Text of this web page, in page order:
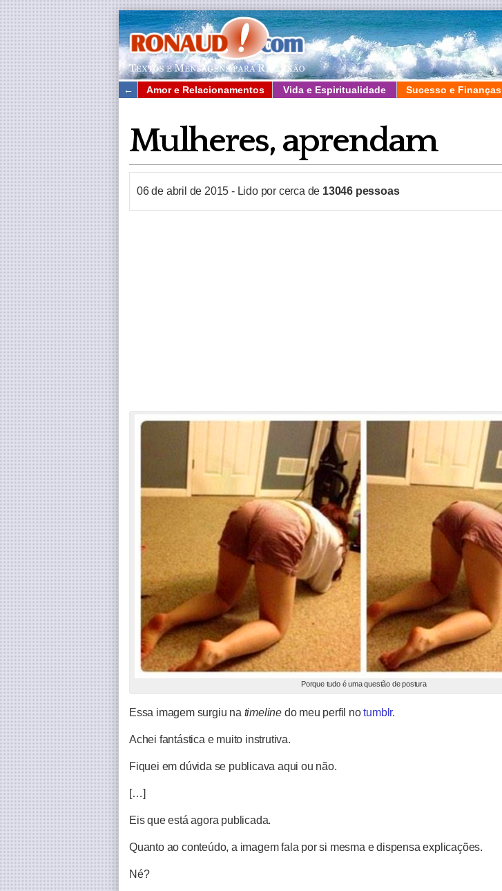
← Amor e Relacionamentos Vida e Espiritualidade Sucesso e Finanças
Mulheres, aprendam
06 de abril de 2015 - Lido por cerca de 13046 pessoas
Porque tudo é uma questão de postura
Essa imagem surgiu na timeline do meu perfil notumblr.
Achei fantástica e muito instrutiva.
Fiquei em dúvida se publicava aqui ou não.
[…]
Eis que está agora publicada.
Quanto ao conteúdo, a imagem fala por si mesma e dispensa explicações.
Né?